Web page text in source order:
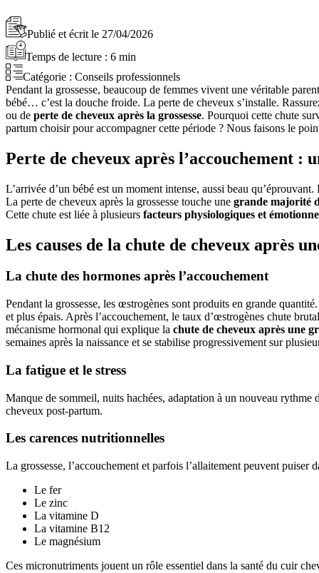
Publié et écrit le 27/04/2026
Temps de lecture : 6 min
Catégorie : Conseils professionnels
Pendant la grossesse, beaucoup de femmes vivent une véritable
bébé… c’est la douche froide. La perte de cheveux s’installe.
ou de perte de cheveux après la grossesse. Pourquoi cette chute
partum choisir pour accompagner cette période ? Nous faisons le
Perte de cheveux après l’accouchement :
L’arrivée d’un bébé est un moment intense, aussi beau qu’éprouvant.
La perte de cheveux après la grossesse touche une grande majorité
Cette chute est liée à plusieurs facteurs physiologiques et
Les causes de la chute de cheveux après
La chute des hormones après l’accouchement
Pendant la grossesse, les œstrogènes sont produits en grande
et plus épais. Après l’accouchement, le taux d’œstrogènes chute
mécanisme hormonal qui explique la chute de cheveux après une
semaines après la naissance et se stabilise progressivement sur
La fatigue et le stress
Manque de sommeil, nuits hachées, adaptation à un nouveau
cheveux post-partum.
Les carences nutritionnelles
La grossesse, l’accouchement et parfois l’allaitement peuvent puiser
Le fer
Le zinc
La vitamine D
La vitamine B12
Le magnésium
Ces micronutriments jouent un rôle essentiel dans la santé du cuir